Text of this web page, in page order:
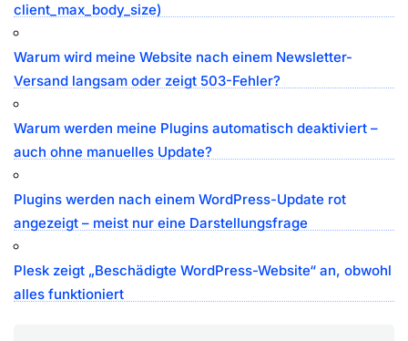
client_max_body_size)
Warum wird meine Website nach einem Newsletter-
Versand langsam oder zeigt 503-Fehler?
Warum werden meine Plugins automatisch deaktiviert –
auch ohne manuelles Update?
Plugins werden nach einem WordPress-Update rot
angezeigt – meist nur eine Darstellungsfrage
Plesk zeigt „Beschädigte WordPress-Website“ an, obwohl
alles funktioniert